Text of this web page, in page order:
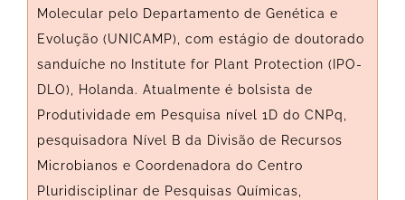
Molecular pelo Departamento de Genética e
Evolução (UNICAMP), com estágio de doutorado
sanduíche no Institute for Plant Protection (IPO-
DLO), Holanda. Atualmente é bolsista de
Produtividade em Pesquisa nível 1D do CNPq,
pesquisadora Nível B da Divisão de Recursos
Microbianos e Coordenadora do Centro
Pluridisciplinar de Pesquisas Químicas,